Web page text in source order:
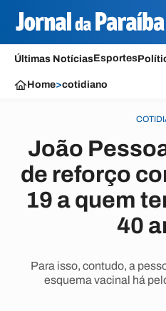
Últimas NotíciasEsportes
Home>cotidiano
João
de reforço
19 a quem
40
Para isso, contudo, a
esquema vacinal há